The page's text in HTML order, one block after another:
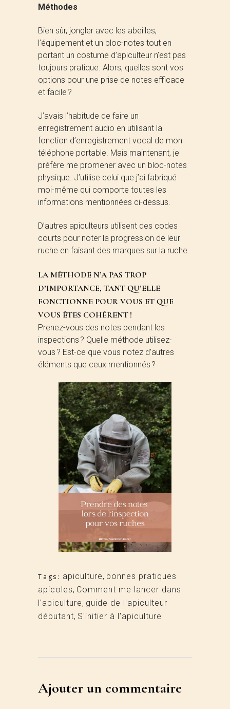
Méthodes
Bien sûr, jongler avec les abeilles,
l’équipement et un bloc-notes tout en
portant un costume d’apiculteur n’est pas
toujours pratique. Alors, quelles sont vos
options pour une prise de notes efficace
et facile ?
J’avais l’habitude de faire un
enregistrement audio en utilisant la
fonction d’enregistrement vocal de mon
téléphone portable. Mais maintenant, je
préfère me promener avec un bloc-notes
physique. J’utilise celui que j’ai fabriqué
moi-même qui comporte toutes les
informations mentionnées ci-dessus.
D’autres apiculteurs utilisent des codes
courts pour noter la progression de leur
ruche en faisant des marques sur la ruche.
LA MÉTHODE N’A PAS TROP
D’IMPORTANCE, TANT QU’ELLE
FONCTIONNE POUR VOUS ET QUE
VOUS ÊTES COHÉRENT !
Prenez-vous des notes pendant les
inspections ? Quelle méthode utilisez-
vous ? Est-ce que vous notez d’autres
éléments que ceux mentionnés ?
Tags: apiculture, bonnes pratiques
apicoles, Comment me lancer dans
l'apiculture, guide de l'apiculteur
débutant, S'initier à l'apiculture
Ajouter un commentaire